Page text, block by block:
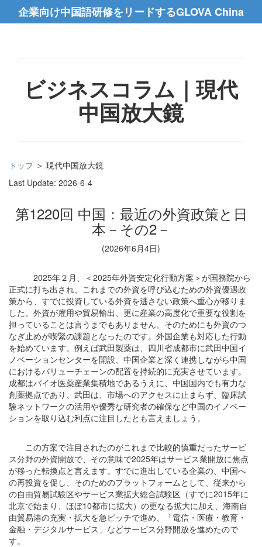
企業向け中国語研修をリードするGLOVA China
ビジネスコラム｜現代
中国放大鏡
トップ＞ 現代中国放大鏡
Last Update: 2026-6-4
第1220回 中国：最近の外資政策と日
本－その2－
(2026年6月4日)
2025年２月、＜2025年外資安定化行動方案＞が国務院から
正式に打ち出され、これまでの外資を呼び込むための外資優遇政
策から、すでに投資している外資を逃さない政策へ重心が移りま
した。外資が雇用や貿易輸出、更に産業の高度化で重要な役割を
担っていることは言うまでもありません。そのためにも外資のつ
なぎ止めが喫緊の課題となったのです。外国企業も対応した行動
を始めています。例えば武田製薬は、四川省成都市に武田中国イ
ノベーションセンターを開設、中国企業と深く連携しながら中国
におけるバリューチェーンの配置を持続的に充実させています。
成都はバイオ医薬産業集積地であるうえに、中国国内でも有力な
創薬拠点であり、武田は、市場へのアクセスに止まらず、臨床試
験ネットワークの活用や優秀な研究者の確保など中国のイノベー
ションを取り込む利点に注目したとも言えましょう。
この方案で注目されたのがこれまで比較的慎重だったサービ
ス分野の外資開放で、その意味で2025年はサービス業開放に焦点
が移った転換点と言えます。すでに進出している企業の、中国へ
の再投資を促し、そのためのプラットフォームとして、従来から
の自由貿易試験区やサービス業拡大総合試験区（すでに2015年に
北京で始まり、ほぼ10都市に拡大）の更なる拡大に加え、海南自
由貿易港の充実・拡大を急ピッチで進め、「電信・医療・教育・
金融・デジタルサービス」などサービス分野開放を進めたので
す。